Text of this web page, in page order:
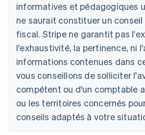
informatives et pédagogiques
ne saurait constituer un
fiscal. Stripe ne garantit pas
l'exhaustivité, la pertinence, ni
informations contenues dans
vous conseillons de solliciter
compétent ou d'un comptable
ou les territoires concernés
conseils adaptés à votre
English
Autriche
Deutsch English
Belgique
NederlandsFrançaisDeutschEnglish
Brésil
Bulgarie
English
Canada
English Français
Chine continentale